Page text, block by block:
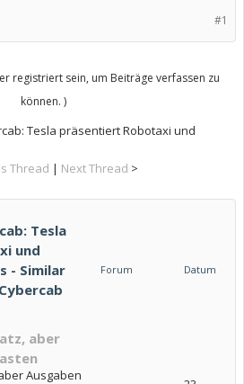
#1
registriert sein, um Beiträge verfassen zu
können. )
Tesla präsentiert Robotaxi und
Thread | Next Thread >
Tesla
und
- Similar
Forum Datum
aber
Ausgaben